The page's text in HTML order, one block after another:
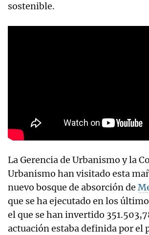
sostenible.
La Gerencia de Urbanismo y la
Urbanismo han visitado esta
nuevo bosque de absorción de
que se ha ejecutado en los
el que se han invertido
actuación estaba definida por el